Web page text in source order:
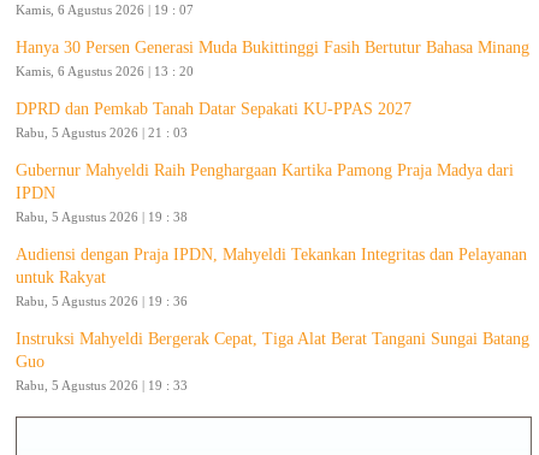
Kamis, 6 Agustus 2026 | 19 : 07
Hanya 30 Persen Generasi Muda Bukittinggi Fasih Bertutur Bahasa Minang
Kamis, 6 Agustus 2026 | 13 : 20
DPRD dan Pemkab Tanah Datar Sepakati KU-PPAS 2027
Rabu, 5 Agustus 2026 | 21 : 03
Gubernur Mahyeldi Raih Penghargaan Kartika Pamong Praja Madya dari
IPDN
Rabu, 5 Agustus 2026 | 19 : 38
Audiensi dengan Praja IPDN, Mahyeldi Tekankan Integritas dan Pelayanan
untuk Rakyat
Rabu, 5 Agustus 2026 | 19 : 36
Instruksi Mahyeldi Bergerak Cepat, Tiga Alat Berat Tangani Sungai Batang
Guo
Rabu, 5 Agustus 2026 | 19 : 33